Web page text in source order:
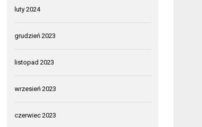
luty 2024
grudzień 2023
listopad 2023
wrzesień 2023
czerwiec 2023